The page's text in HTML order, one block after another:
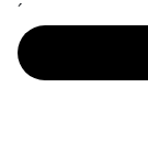
´